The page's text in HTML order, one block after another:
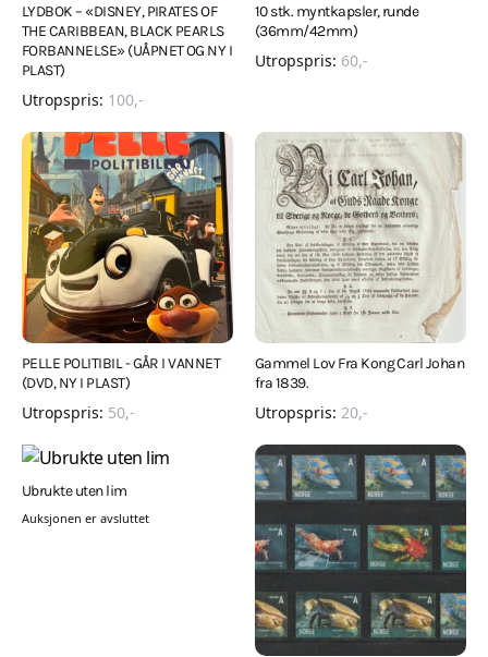
LYDBOK – «DISNEY, PIRATES OF
THE CARIBBEAN, BLACK PEARLS
FORBANNELSE» (UÅPNET OG NY I
PLAST)
Utropspris: 100,-
10 stk. myntkapsler, runde
(36mm/42mm)
Utropspris: 60,-
PELLE POLITIBIL - GÅR I VANNET
(DVD, NY I PLAST)
Utropspris: 50,-
Gammel Lov Fra Kong Carl Johan
fra 1839.
Utropspris: 20,-
Ubrukte uten lim
Auksjonen er avsluttet